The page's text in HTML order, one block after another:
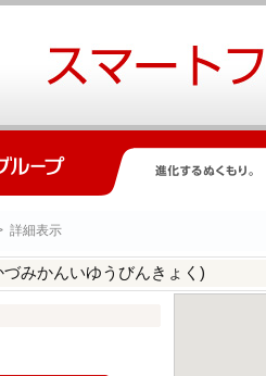
詳細表示
づみかんいゆうびんきょく)